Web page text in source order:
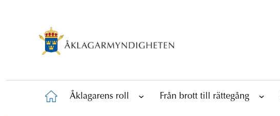
Åklagarens roll Från brott till rättegång